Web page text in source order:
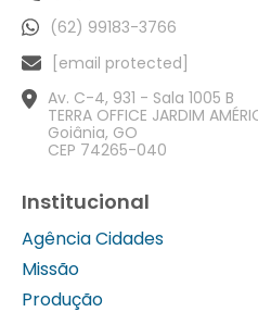
(62) 99183-3766
[email protected]
Av. C-4, 931 - Sala 1005 B
TERRA OFFICE JARDIM
Goiânia, GO
CEP 74265-040
Institucional
Agência Cidades
Missão
Produção